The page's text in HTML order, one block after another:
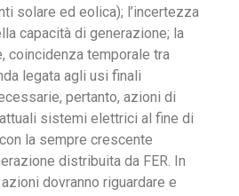
solare ed eolica); l’incertezza
capacità di generazione; la
coincidenza temporale tra
legata agli usi finali
pertanto, azioni di
sistemi elettrici al fine di
la sempre crescente
distribuita da FER. In
dovranno riguardare e